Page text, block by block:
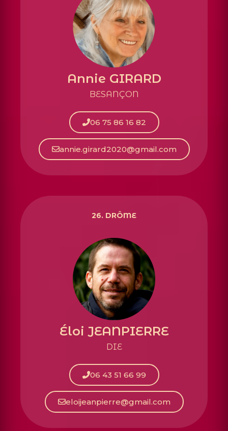
Annie GIRARD
BESANÇON
06 75 86 16 82
annie.girard2020@gmail.com
26. DRÔME
Éloi JEANPIERRE
DIE
06 43 51 66 99
eloijeanpierre@gmail.com